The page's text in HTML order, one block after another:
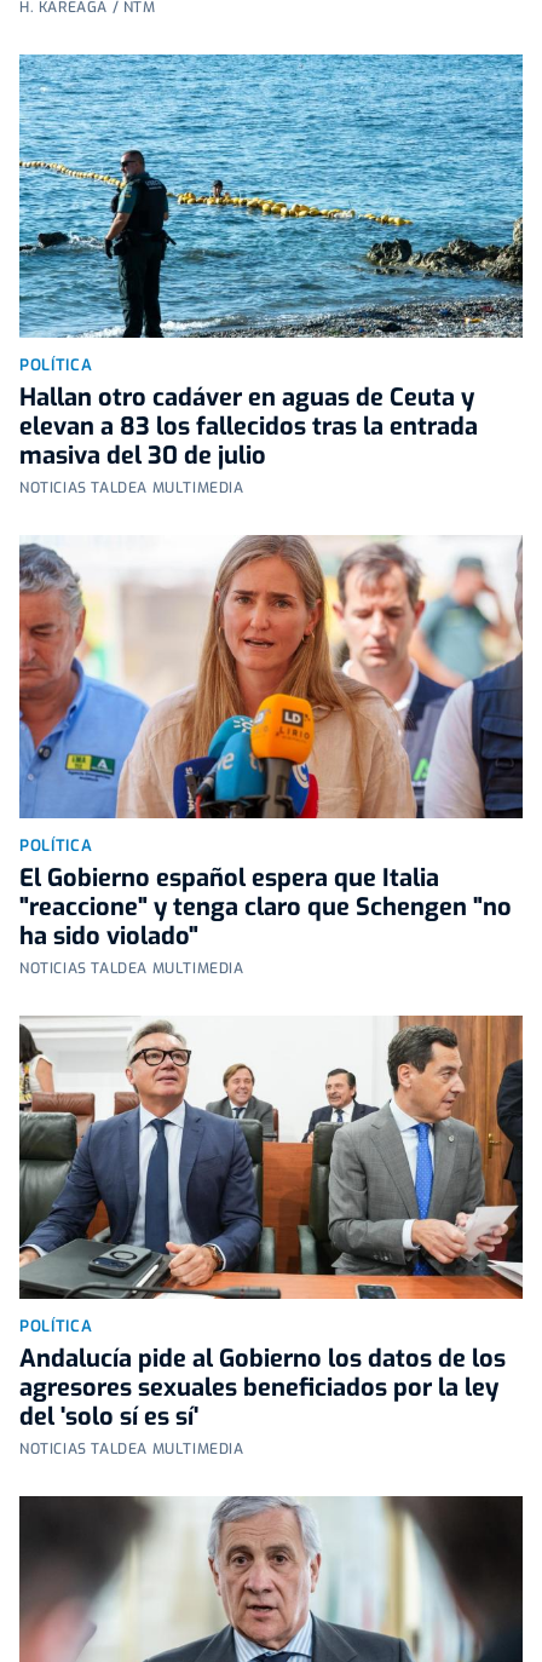
H. KAREAGA / NTM
POLÍTICA
Hallan otro cadáver en aguas de Ceuta y
elevan a 83 los fallecidos tras la entrada
masiva del 30 de julio
NOTICIAS TALDEA MULTIMEDIA
POLÍTICA
El Gobierno español espera que Italia
"reaccione" y tenga claro que Schengen "no
ha sido violado"
NOTICIAS TALDEA MULTIMEDIA
POLÍTICA
Andalucía pide al Gobierno los datos de los
agresores sexuales beneficiados por la ley
del 'solo sí es sí'
NOTICIAS TALDEA MULTIMEDIA